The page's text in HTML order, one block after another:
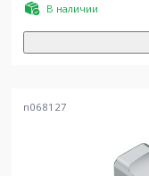
В наличии
n068127